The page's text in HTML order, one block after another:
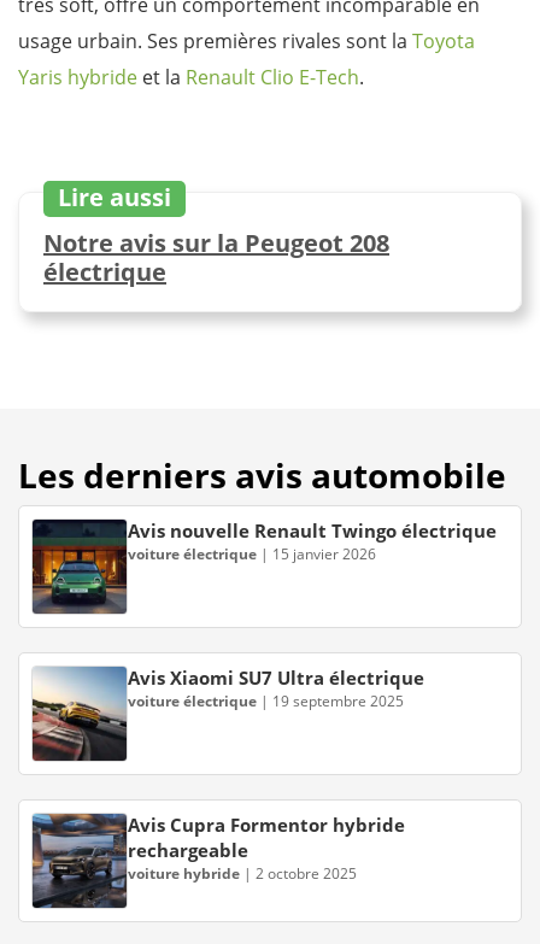
usage urbain. Ses premières rivales sont la Toyota
Yaris hybride et la Renault Clio E-Tech.
Lire aussi
Notre avis sur la Peugeot 208
électrique
Les derniers avis automobile
Avis nouvelle Renault Twingo électrique
voiture électrique | 15 janvier 2026
Avis Xiaomi SU7 Ultra électrique
voiture électrique | 19 septembre 2025
Avis Cupra Formentor hybride
rechargeable
voiture hybride | 2 octobre 2025